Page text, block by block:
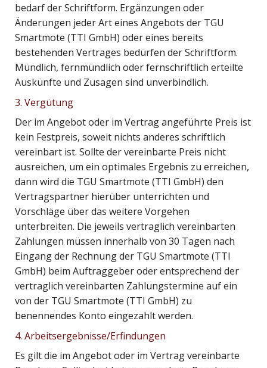
bedarf der Schriftform. Ergänzungen oder
Änderungen jeder Art eines Angebots der TGU
Smartmote (TTI GmbH) oder eines bereits
bestehenden Vertrages bedürfen der Schriftform.
Mündlich, fernmündlich oder fernschriftlich erteilte
Auskünfte und Zusagen sind unverbindlich.
3. Vergütung
Der im Angebot oder im Vertrag angeführte Preis ist
kein Festpreis, soweit nichts anderes schriftlich
vereinbart ist. Sollte der vereinbarte Preis nicht
ausreichen, um ein optimales Ergebnis zu erreichen,
dann wird die TGU Smartmote (TTI GmbH) den
Vertragspartner hierüber unterrichten und
Vorschläge über das weitere Vorgehen
unterbreiten. Die jeweils vertraglich vereinbarten
Zahlungen müssen innerhalb von 30 Tagen nach
Eingang der Rechnung der TGU Smartmote (TTI
GmbH) beim Auftraggeber oder entsprechend der
vertraglich vereinbarten Zahlungstermine auf ein
von der TGU Smartmote (TTI GmbH) zu
benennendes Konto eingezahlt werden.
4. Arbeitsergebnisse/Erfindungen
Es gilt die im Angebot oder im Vertrag vereinbarte